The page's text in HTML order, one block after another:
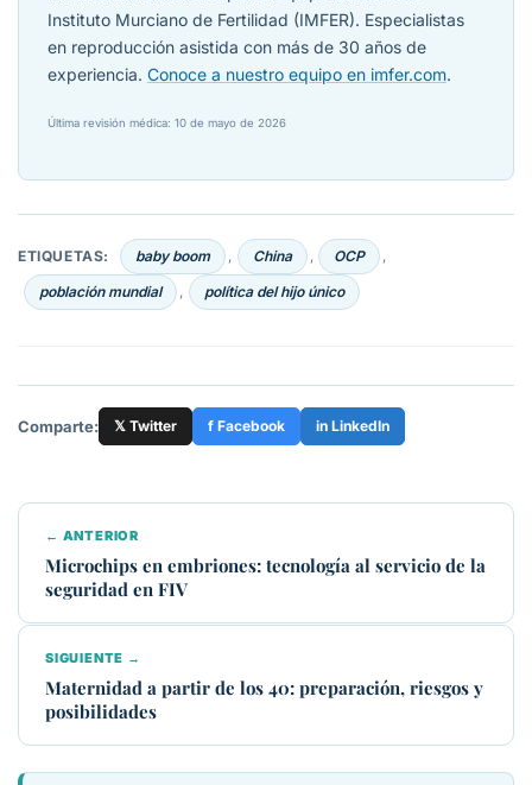
Instituto Murciano de Fertilidad (IMFER). Especialistas
en reproducción asistida con más de 30 años de
experiencia. Conoce a nuestro equipo en imfer.com.
Última revisión médica: 10 de mayo de 2026
ETIQUETAS: baby boom , China , OCP ,
población mundial , política del hijo único
Comparte: 𝕏 Twitter f Facebook in LinkedIn
← ANTERIOR
Microchips en embriones: tecnología al servicio de la
seguridad en FIV
SIGUIENTE →
Maternidad a partir de los 40: preparación, riesgos y
posibilidades